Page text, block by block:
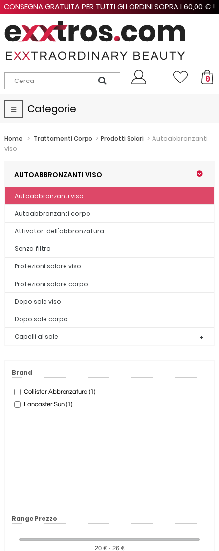
CONSEGNA GRATUITA PER TUTTI GLI ORDINI SOPRA I 60,00 € !
0
Navigazione
Toggle
Categorie
Home > Trattamenti Corpo > Prodotti Solari > Autoabbronzanti
viso
AUTOABBRONZANTI VISO
Autoabbronzanti viso
Autoabbronzanti corpo
Attivatori dell'abbronzatura
Senza filtro
Protezioni solare viso
Protezioni solare corpo
Dopo sole viso
Dopo sole corpo
Capelli al sole
Brand
Collistar Abbronzatura (1)
Lancaster Sun (1)
Range Prezzo
20 € - 26 €